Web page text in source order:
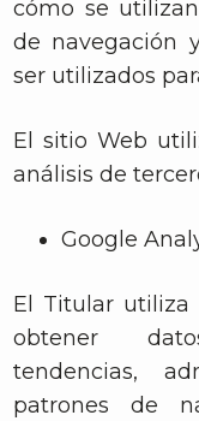
cómo se
de navegación
ser utilizados
El sitio Web
análisis de
Google
El Titular utiliza
obtener
tendencias,
patrones de